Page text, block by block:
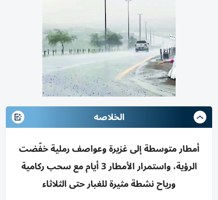
الخلاصه
أمطار متوسطة إلى غزيرة وعواصف رملية خفّضت
الرؤية، واستمرار الأمطار 3 أيام مع سحب ركامية
ورياح نشطة مثيرة للغبار حتى الثلاثاء